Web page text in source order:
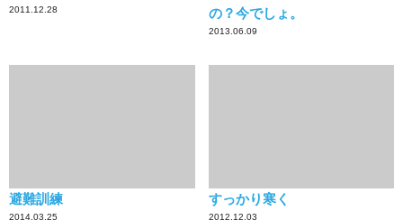
2011.12.28
の？今でしょ。
2013.06.09
避難訓練
2014.03.25
すっかり寒く
2012.12.03